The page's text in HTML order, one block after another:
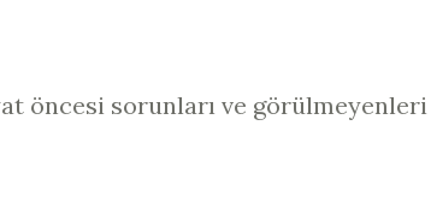
öncesi sorunları ve görülmeyenleri